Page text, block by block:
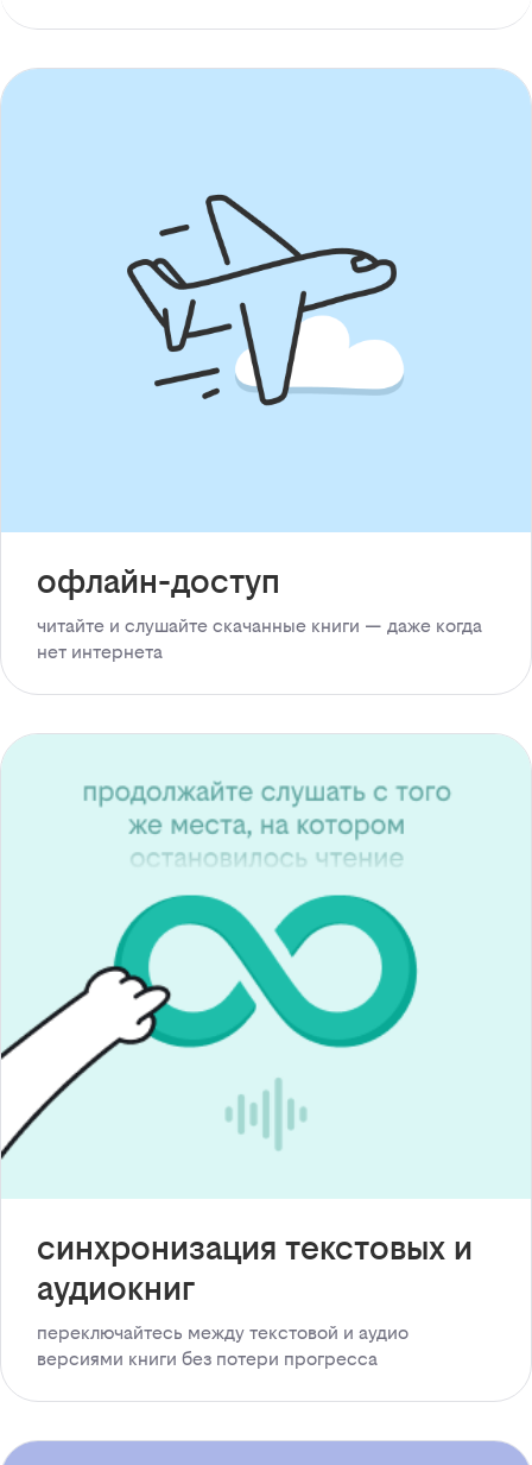
офлайн-доступ
читайте и слушайте скачанные книги — даже когда
нет интернета
синхронизация текстовых и
аудиокниг
переключайтесь между текстовой и аудио
версиями книги без потери прогресса